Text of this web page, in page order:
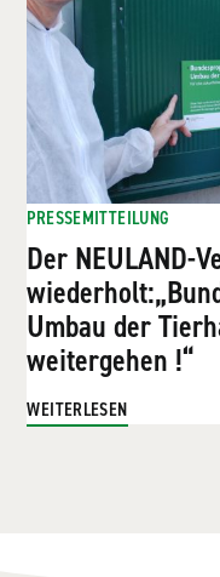
PRESSEMITTEILUNG
Der NEULAND-
Umbau der
weitergehen !“
WEITERLESEN